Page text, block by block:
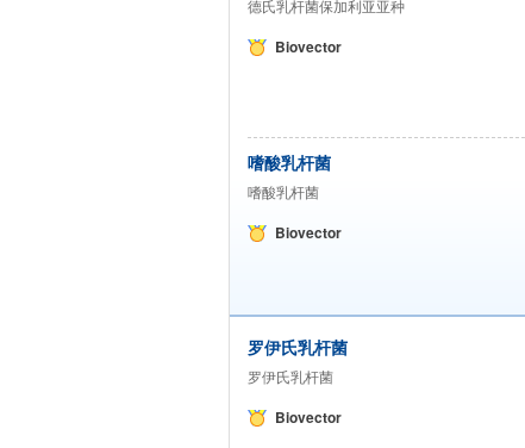
德氏乳杆菌保加利亚亚种
Biovector
嗜酸乳杆菌
嗜酸乳杆菌
Biovector
罗伊氏乳杆菌
罗伊氏乳杆菌
Biovector